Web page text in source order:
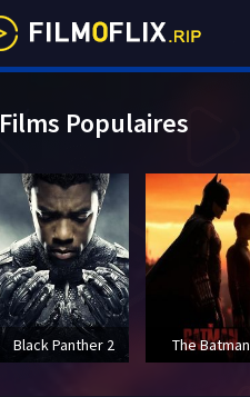
Films Populaires
Black Panther 2 The Batman